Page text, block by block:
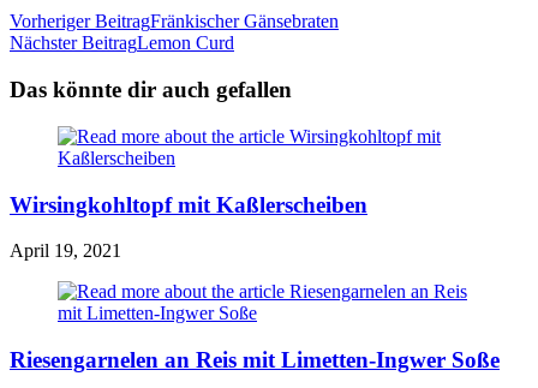
Vorheriger BeitragFränkischer Gänsebraten
Nächster BeitragLemon Curd
Das könnte dir auch gefallen
Wirsingkohltopf mit Kaßlerscheiben
April 19, 2021
Riesengarnelen an Reis mit Limetten-Ingwer Soße